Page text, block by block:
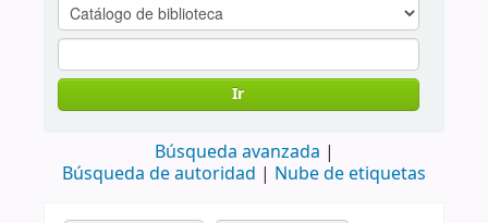
Ir
Búsqueda avanzada
Búsqueda de autoridad
Nube de etiquetas